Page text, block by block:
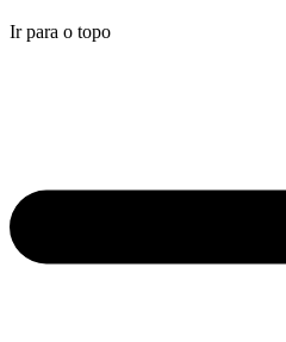
Ir para o topo